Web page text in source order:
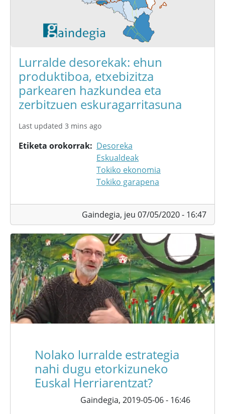
Lurralde desorekak: ehun
produktiboa, etxebizitza
parkearen hazkundea eta
zerbitzuen eskuragarritasuna
Last updated 3 mins ago
Etiketa orokorrak
Desoreka
Eskualdeak
Tokiko ekonomia
Tokiko garapena
Gaindegia, jeu 07/05/2020 - 16:47
Nolako lurralde estrategia
nahi dugu etorkizuneko
Euskal Herriarentzat?
Gaindegia, 2019-05-06 - 16:46